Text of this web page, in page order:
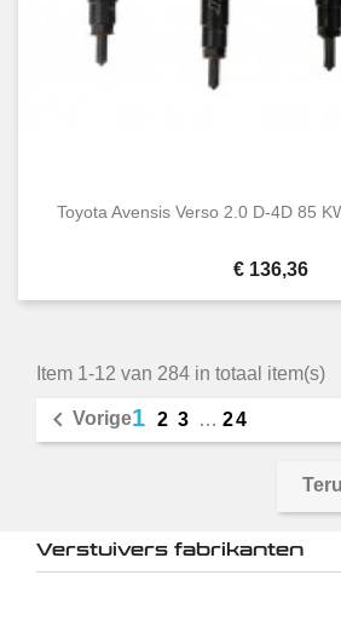
Toyota Avensis Verso 2.0 D-4D 85
Prijs
€ 136,36
Item 1-12 van 284 in totaal item(s)
 Vorige1 2 3 … 24
Verstuivers fabrikanten